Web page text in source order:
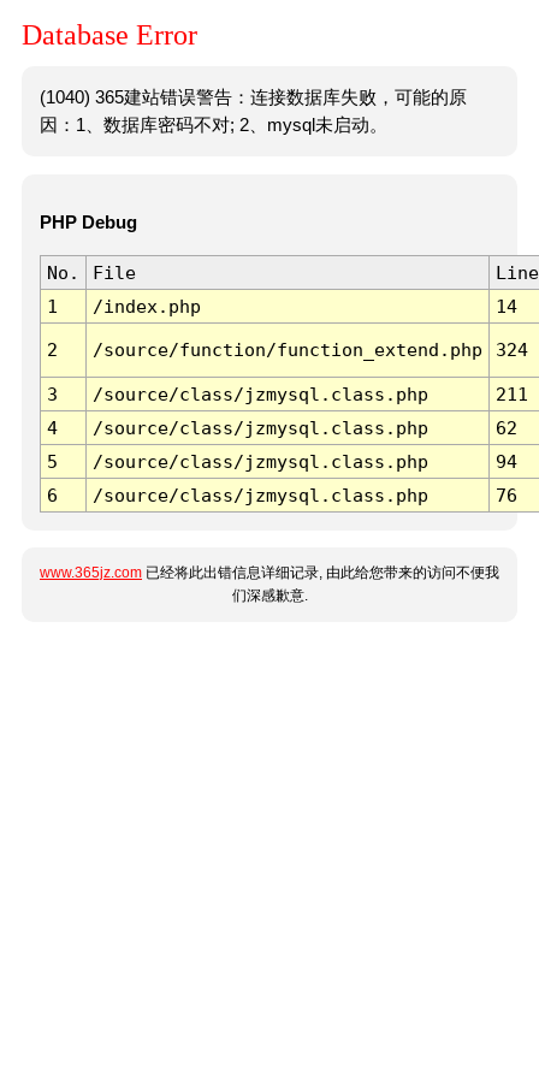
Database Error
(1040) 365建站错误警告：连接数据库失败，可能的原
因：1、数据库密码不对; 2、mysql未启动。
PHP Debug
No. File
Line
1
/index.php 14
2 /source/function/function_extend.php 324
3 /source/class/jzmysql.class.php
211
4
/source/class/jzmysql.class.php
62
5
/source/class/jzmysql.class.php
94
6
/source/class/jzmysql.class.php 76
www.365jz.com 已经将此出错信息详细记录, 由此给您带来的访问不便我
们深感歉意.